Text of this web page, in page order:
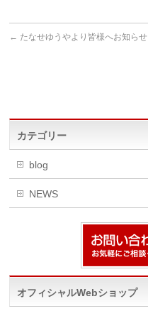
← たなせゆうやより皆様へお知らせ
カテゴリー
blog
NEWS
オフィシャルWebショップ